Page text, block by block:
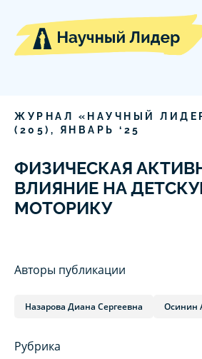
ЖУРНАЛ «НАУЧНЫЙ
( 205), ЯНВАРЬ ‘ 25
ФИЗИЧЕСКАЯ
ВЛИЯНИЕ НА
МОТОРИКУ
Авторы публикации
Назарова Диана Сергеевна Осинин
Рубрика